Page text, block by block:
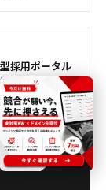
採用ポータル
びしろ